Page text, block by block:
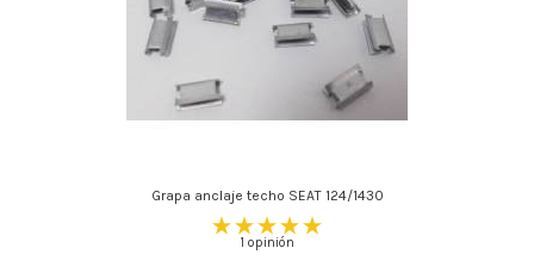
Grapa anclaje techo SEAT 124/1430
1 opinión